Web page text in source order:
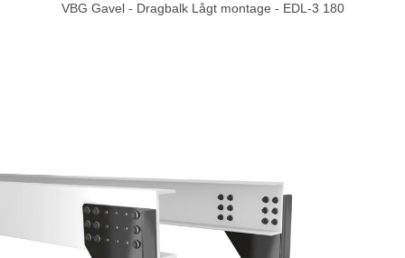
VBG Gavel - Dragbalk Lågt montage - EDL-3 180